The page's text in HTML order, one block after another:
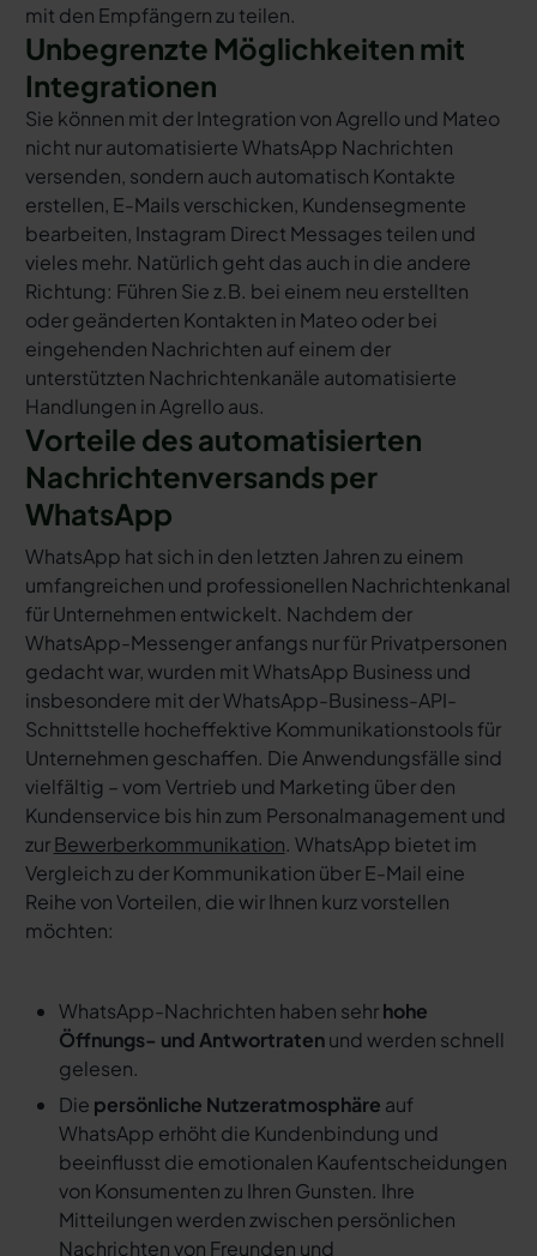
mit den Empfängern zu teilen.
Unbegrenzte Möglichkeiten mit
Integrationen
Sie können mit der Integration von Agrello und Mateo
nicht nur automatisierte WhatsApp Nachrichten
versenden, sondern auch automatisch Kontakte
erstellen, E-Mails verschicken, Kundensegmente
bearbeiten, Instagram Direct Messages teilen und
vieles mehr. Natürlich geht das auch in die andere
Richtung: Führen Sie z.B. bei einem neu erstellten
oder geänderten Kontakten in Mateo oder bei
eingehenden Nachrichten auf einem der
unterstützten Nachrichtenkanäle automatisierte
Handlungen in Agrello aus.
Vorteile des automatisierten
Nachrichtenversands per
WhatsApp
WhatsApp hat sich in den letzten Jahren zu einem
umfangreichen und professionellen Nachrichtenkanal
für Unternehmen entwickelt. Nachdem der
WhatsApp-Messenger anfangs nur für Privatpersonen
gedacht war, wurden mit WhatsApp Business und
insbesondere mit der WhatsApp-Business-API-
Schnittstelle hocheffektive Kommunikationstools für
Unternehmen geschaffen. Die Anwendungsfälle sind
vielfältig – vom Vertrieb und Marketing über den
Kundenservice bis hin zum Personalmanagement und
zurBewerberkommunikation. WhatsApp bietet im
Vergleich zu der Kommunikation über E-Mail eine
Reihe von Vorteilen, die wir Ihnen kurz vorstellen
möchten:
WhatsApp-Nachrichten haben sehrhohe
Öffnungs- und Antwortratenund werden schnell
gelesen.
Die persönliche Nutzeratmosphäre auf
WhatsApp erhöht die Kundenbindung und
beeinflusst die emotionalen Kaufentscheidungen
von Konsumenten zu Ihren Gunsten. Ihre
Mitteilungen werden zwischen persönlichen
Nachrichten von Freunden und